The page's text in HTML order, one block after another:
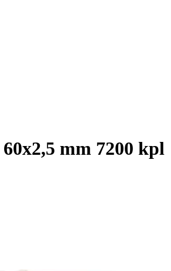
mm 7200 kpl